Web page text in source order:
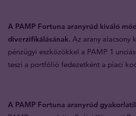
A PAMP Fortuna aranyrúd kiváló
diverzifikálásának. Az arany alacsony
pénzügyi eszközökkel a PAMP 1
teszi a portfólió fedezetként a piaci
A PAMP Fortuna aranyrúd